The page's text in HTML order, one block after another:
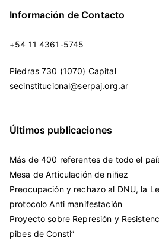
Información de Contacto
+54 11 4361-5745
Piedras 730 (1070) Capital
secinstitucional@serpaj.org.ar
Últimos publicaciones
Más de 400 referentes de todo el
Mesa de Articulación de niñez
Preocupación y rechazo al DNU, la
protocolo Anti manifestación
Proyecto sobre Represión y
pibes de Consti”